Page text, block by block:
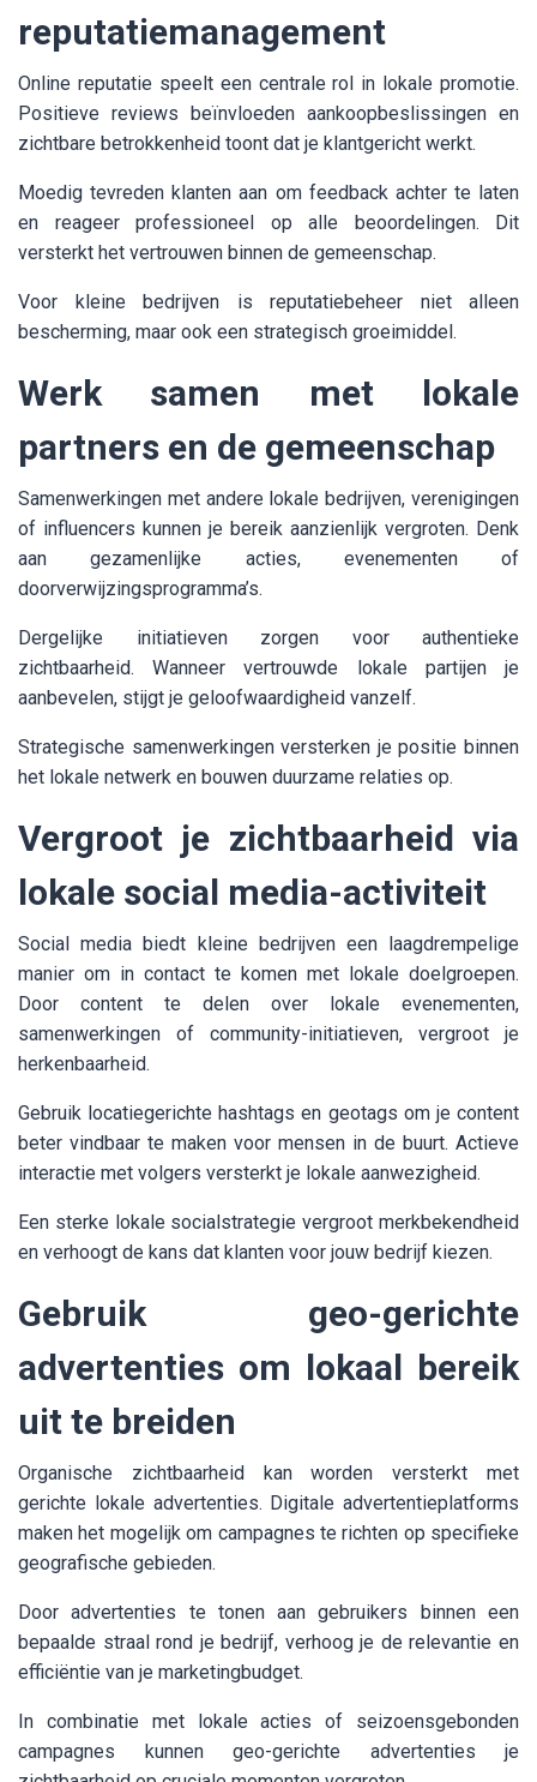
reputatiemanagement
Online reputatie speelt een centrale rol in lokale promotie.
Positieve reviews beïnvloeden aankoopbeslissingen en
zichtbare betrokkenheid toont dat je klantgericht werkt.
Moedig tevreden klanten aan om feedback achter te laten
en reageer professioneel op alle beoordelingen. Dit
versterkt het vertrouwen binnen de gemeenschap.
Voor kleine bedrijven is reputatiebeheer niet alleen
bescherming, maar ook een strategisch groeimiddel.
Werk samen met lokale
partners en de gemeenschap
Samenwerkingen met andere lokale bedrijven, verenigingen
of influencers kunnen je bereik aanzienlijk vergroten. Denk
aan gezamenlijke acties, evenementen of
doorverwijzingsprogramma’s.
Dergelijke initiatieven zorgen voor authentieke
zichtbaarheid. Wanneer vertrouwde lokale partijen je
aanbevelen, stijgt je geloofwaardigheid vanzelf.
Strategische samenwerkingen versterken je positie binnen
het lokale netwerk en bouwen duurzame relaties op.
Vergroot je zichtbaarheid via
lokale social media-activiteit
Social media biedt kleine bedrijven een laagdrempelige
manier om in contact te komen met lokale doelgroepen.
Door content te delen over lokale evenementen,
samenwerkingen of community-initiatieven, vergroot je
herkenbaarheid.
Gebruik locatiegerichte hashtags en geotags om je content
beter vindbaar te maken voor mensen in de buurt. Actieve
interactie met volgers versterkt je lokale aanwezigheid.
Een sterke lokale socialstrategie vergroot merkbekendheid
en verhoogt de kans dat klanten voor jouw bedrijf kiezen.
Gebruik geo-gerichte
advertenties om lokaal bereik
uit te breiden
Organische zichtbaarheid kan worden versterkt met
gerichte lokale advertenties. Digitale advertentieplatforms
maken het mogelijk om campagnes te richten op specifieke
geografische gebieden.
Door advertenties te tonen aan gebruikers binnen een
bepaalde straal rond je bedrijf, verhoog je de relevantie en
efficiëntie van je marketingbudget.
In combinatie met lokale acties of seizoensgebonden
campagnes kunnen geo-gerichte advertenties je